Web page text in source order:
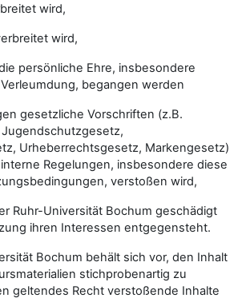
wird,
wird,
persönliche Ehre, insbesondere
begangen werden
gesetzliche Vorschriften (z.B.
Urheberrechtsgesetz, Markengesetz)
Regelungen, insbesondere diese
verstoßen wird,
Ruhr-Universität Bochum geschädigt
ihren Interessen entgegensteht.
Bochum behält sich vor, den Inhalt
stichprobenartig zu
geltendes Recht verstoßende Inhalte